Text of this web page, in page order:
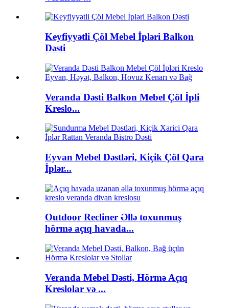
Keyfiyyətli Çöl Mebel İpləri Balkon
Dəsti
Veranda Dəsti Balkon Mebel Çöl İpli
Kreslo...
Eyvan Mebel Dəstləri, Kiçik Çöl Qara
İplər...
Outdoor Recliner Əllə toxunmuş
hörmə açıq havada...
Veranda Mebel Dəsti, Hörmə Açıq
Kreslolar və ...